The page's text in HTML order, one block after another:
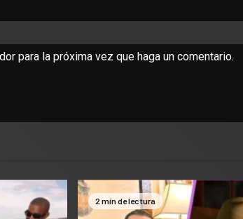
para la próxima vez que haga un comentario.
2 min de lectura